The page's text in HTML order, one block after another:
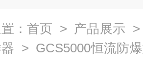
： 首页 > 产品展示
> GCS5000恒流防